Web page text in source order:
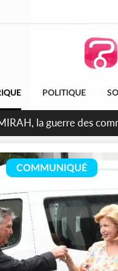
POLITIQUE
2026,
COMMUNIQUÉ